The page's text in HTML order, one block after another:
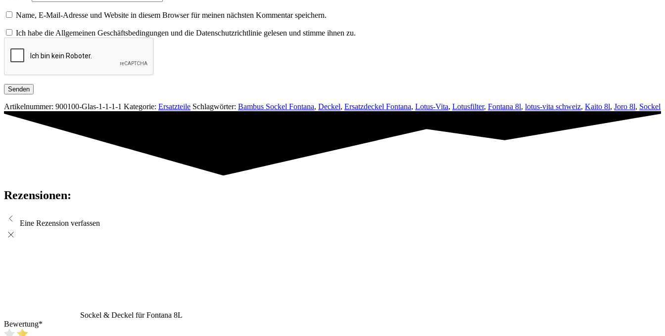
Name, E-Mail-Adresse und Website in diesem Browser für meinen nächsten Kommentar speichern.
Ich habe die Allgemeinen Geschäftsbedingungen und die Datenschutzrichtlinie gelesen und stimme ihnen zu.
Artikelnummer: 900100-Glas-1-1-1-1 Kategorie: Ersatzteile Schlagwörter: Bambus Sockel Fontana, Deckel, Ersatzdeckel Fontana, Lotus-Vita, Lotusfilter, Fontana 8l, lotus-vita schweiz, Kaito 8l, Joro 8l, Sockel
Rezensionen:
Eine Rezension verfassen
Sockel & Deckel für Fontana 8L
Bewertung*